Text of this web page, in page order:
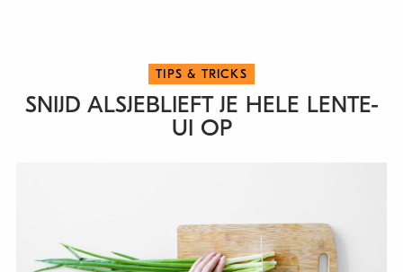
TIPS & TRICKS
SNIJD ALSJEBLIEFT JE HELE LENTE-
UI OP